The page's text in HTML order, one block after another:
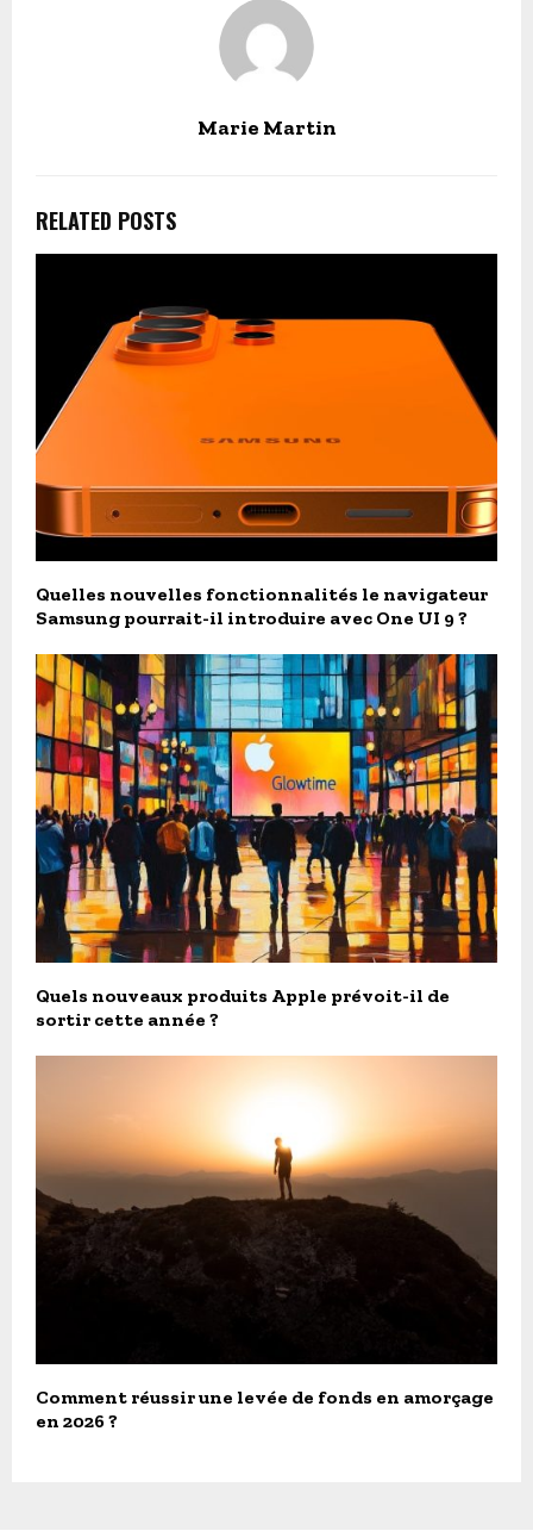
Marie Martin
RELATED POSTS
Quelles nouvelles fonctionnalités le navigateur
Samsung pourrait-il introduire avec One UI 9 ?
Quels nouveaux produits Apple prévoit-il de
sortir cette année ?
Comment réussir une levée de fonds en amorçage
en 2026 ?